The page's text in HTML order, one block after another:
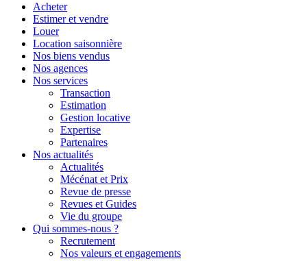
Acheter
Estimer et vendre
Louer
Location saisonnière
Nos biens vendus
Nos agences
Nos services
Transaction
Estimation
Gestion locative
Expertise
Partenaires
Nos actualités
Actualités
Mécénat et Prix
Revue de presse
Revues et Guides
Vie du groupe
Qui sommes-nous ?
Recrutement
Nos valeurs et engagements